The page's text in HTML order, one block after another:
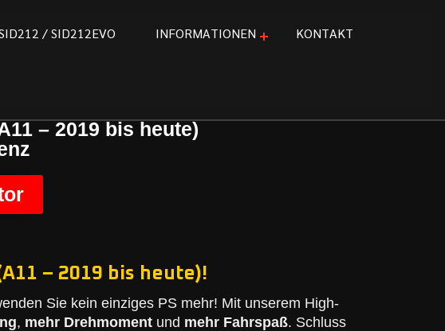
ID21 2 / SID21 2EVO INFORMATIONEN KONTAKT
– 2019 bis heute)
– 2019 bis heute)!
Sie kein einziges PS mehr! Mit unserem High-
, mehr Drehmoment und mehr Fahrspaß. Schluss